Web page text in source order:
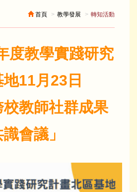
首頁 教學發展 轉知活動
度教學實踐研究
11月23日
校教師社群成果
會議」